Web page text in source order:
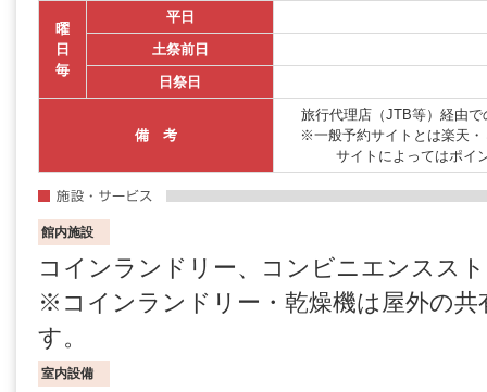
曜
日
毎
平日
土祭前日
日祭日
備 考
旅行代理店（JTB等）経由
※一般予約サイトとは楽天
サイトによってはポイ
館内施設
コインランドリー、コンビニエンスス
※コインランドリー・乾燥機は屋外の
す。
室内設備